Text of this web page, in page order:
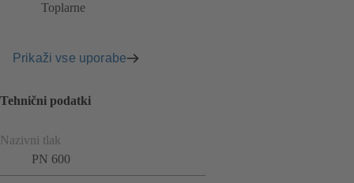
Toplarne
Prikaži vse uporabe
Tehnični podatki
Nazivni tlak
PN 600